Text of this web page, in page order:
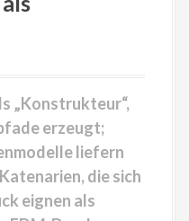
„Konstrukteur“,
erzeugt;
liefern
die sich
eignen als